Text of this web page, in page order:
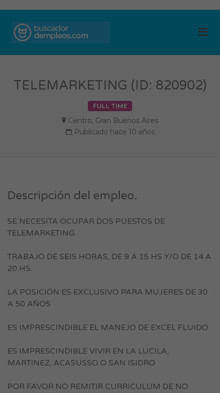
TELEMARKETING (ID: 820902)
FULL TIME
Centro, Gran Buenos Aires
Publicado hace 10 años
Descripción del empleo.
SE NECESITA OCUPAR DOS PUESTOS DE
TELEMARKETING.
TRABAJO DE SEIS HORAS, DE 9 A 15 HS Y/O DE 14 A
20 HS.
LA POSICIÓN ES EXCLUSIVO PARA MUJERES DE 30
A 50 AÑOS
ES IMPRESCINDIBLE EL MANEJO DE EXCEL FLUIDO
ES IMPRESCINDIBLE VIVIR EN LA LUCILA,
MARTINEZ, ACASUSSO O SAN ISIDRO
POR FAVOR NO REMITIR CURRICULUM DE NO